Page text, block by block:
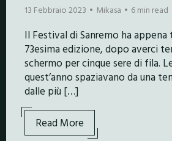
13 Febbraio 2023 Mikasa 6 min read
Il Festival di Sanremo ha
73esima edizione, dopo averci
schermo per cinque sere di fila.
quest’anno spaziavano da una
dalle più […]
Read More